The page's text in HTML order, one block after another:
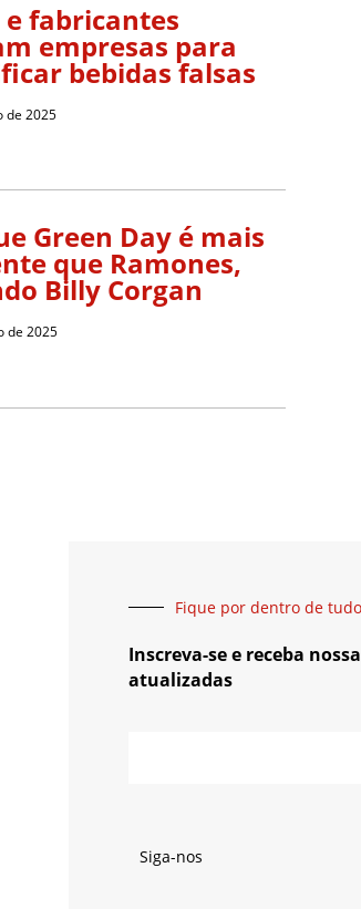
e fabricantes
empresas para
bebidas falsas
de 2025
Green Day é mais
que Ramones,
Billy Corgan
de 2025
Fique por dentro de
Inscreva-se e receba
atualizadas
Siga-nos